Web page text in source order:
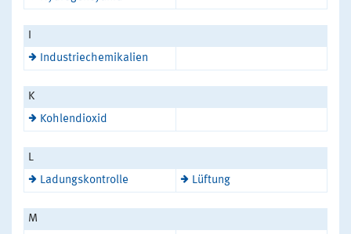
Industriechemikalien
K
Kohlendioxid
L
Ladungskontrolle
Lüftung
M